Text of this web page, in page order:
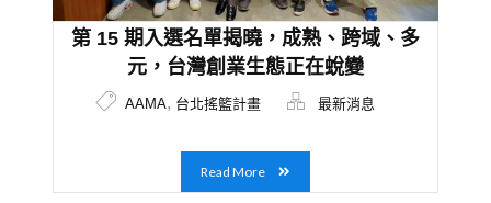
第 15 期入選名單揭曉，成熟、跨域、多
元，台灣創業生態正在蛻變
AAMA, 台北搖籃計畫 最新消息
Read More